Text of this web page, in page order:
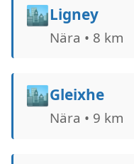
🏙️Ligney
Nära • 8 km
🏙️Gleixhe
Nära • 9 km